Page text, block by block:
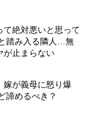
て絶対悪いと思って
踏み入る隣人…無
が止まらない
嫁が義母に怒り爆
諦めるべき？